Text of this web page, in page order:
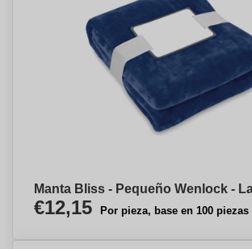
Manta Bliss - Pequeño Wenlock -
€12,15 Por pieza, base en 100 piezas